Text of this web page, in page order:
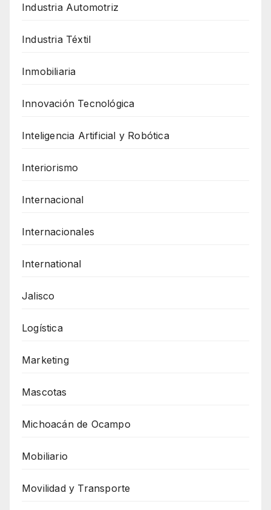
Industria Automotriz
Industria Téxtil
Inmobiliaria
Innovación Tecnológica
Inteligencia Artificial y Robótica
Interiorismo
Internacional
Internacionales
International
Jalisco
Logística
Marketing
Mascotas
Michoacán de Ocampo
Mobiliario
Movilidad y Transporte